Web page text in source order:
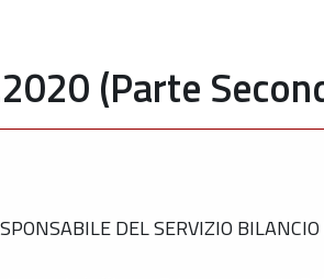
(Parte
DEL SERVIZIO